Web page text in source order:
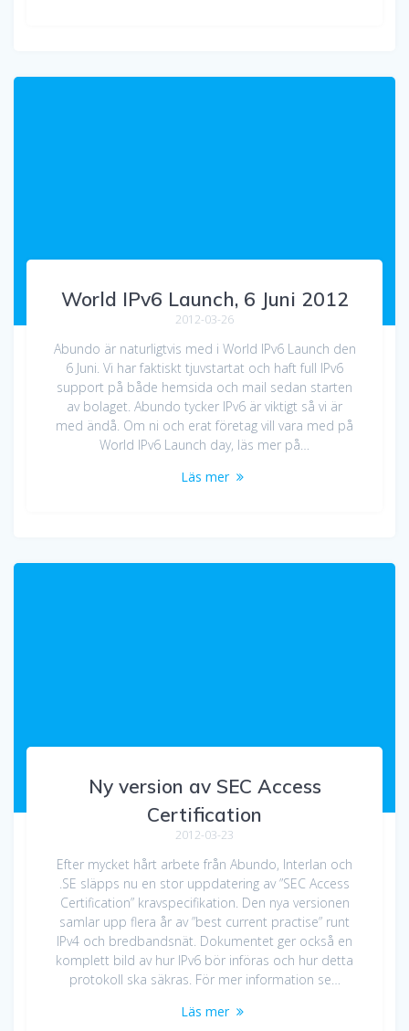
World IPv6 Launch, 6 Juni 2012
2012-03-26
Abundo är naturligtvis med i World IPv6 Launch den
6 Juni. Vi har faktiskt tjuvstartat och haft full IPv6
support på både hemsida och mail sedan starten
av bolaget. Abundo tycker IPv6 är viktigt så vi är
med ändå. Om ni och erat företag vill vara med på
World IPv6 Launch day, läs mer på…
Läs mer
Ny version av SEC Access
Certification
2012-03-23
Efter mycket hårt arbete från Abundo, Interlan och
.SE släpps nu en stor uppdatering av ”SEC Access
Certification” kravspecifikation. Den nya versionen
samlar upp flera år av ”best current practise” runt
IPv4 och bredbandsnät. Dokumentet ger också en
komplett bild av hur IPv6 bör införas och hur detta
protokoll ska säkras. För mer information se…
Läs mer